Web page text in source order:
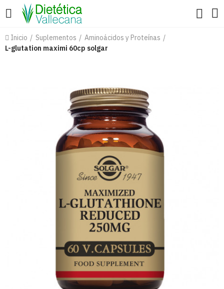
Inicio Suplementos
Aminoácidos y Proteínas
L-glutation maximi 60cp solgar